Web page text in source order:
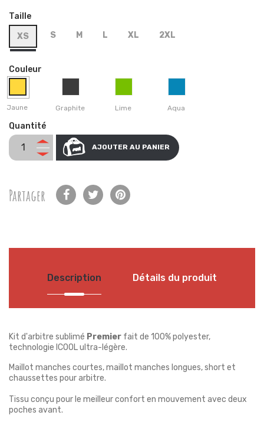
Taille
XS
S M L XL 2XL
Couleur
Jaune Graphite Lime Aqua
Quantité
AJOUTER AU PANIER
Partager
Description Détails du produit
Kit d'arbitre sublimé Premier fait de 100% polyester,
technologie ICOOL ultra-légère.
Maillot manches courtes, maillot manches longues, short et
chaussettes pour arbitre.
Tissu conçu pour le meilleur confort en mouvement avec deux
poches avant.